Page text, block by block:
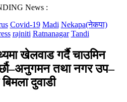
News :
Covid-19 Madi Nekapa(नेकपा)
rajniti Ratnanagar Tandi
खेलवाड गर्दै चाउमिन
तथा नगर उप–
दुवाडी